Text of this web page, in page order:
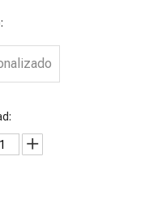
de